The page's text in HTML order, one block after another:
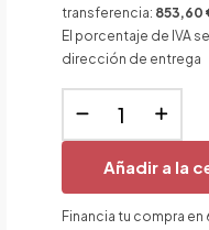
transferencia: 853,60
El porcentaje de IVA
dirección de entrega
Añadir a la
Financia tu compra en